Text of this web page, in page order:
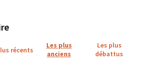
récents
Les plus
anciens
Les plus
débattus